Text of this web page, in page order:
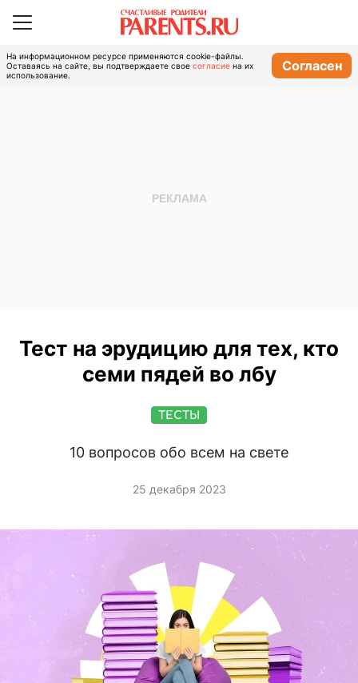
На информационном ресурсе применяются cookie-файлы.
Оставаясь на сайте, вы подтверждаете свое согласие на их
использование.
Согласен
Тест на эрудицию для тех, кто
семи пядей во лбу
ТЕСТЫ
10 вопросов обо всем на свете
25 декабря 2023